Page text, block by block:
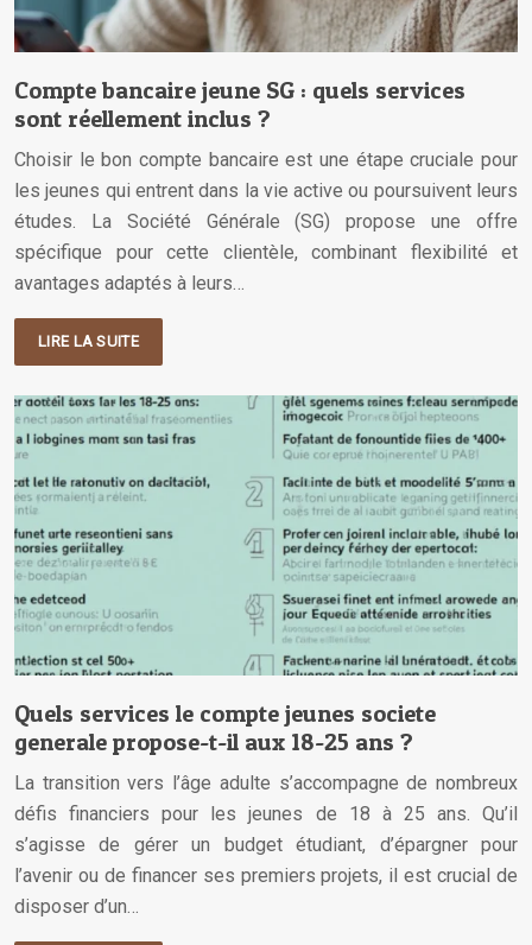
Compte bancaire jeune SG : quels services
sont réellement inclus ?
Choisir le bon compte bancaire est une étape cruciale pour
les jeunes qui entrent dans la vie active ou poursuivent leurs
études. La Société Générale (SG) propose une offre
spécifique pour cette clientèle, combinant flexibilité et
avantages adaptés à leurs…
LIRE LA SUITE
Quels services le compte jeunes societe
generale propose-t-il aux 18-25 ans ?
La transition vers l’âge adulte s’accompagne de nombreux
défis financiers pour les jeunes de 18 à 25 ans. Qu’il
s’agisse de gérer un budget étudiant, d’épargner pour
l’avenir ou de financer ses premiers projets, il est crucial de
disposer d’un…